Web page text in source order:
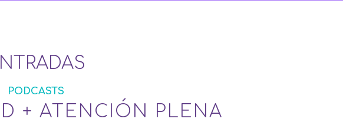
PODCASTS
+ ATENCIÓN PLENA